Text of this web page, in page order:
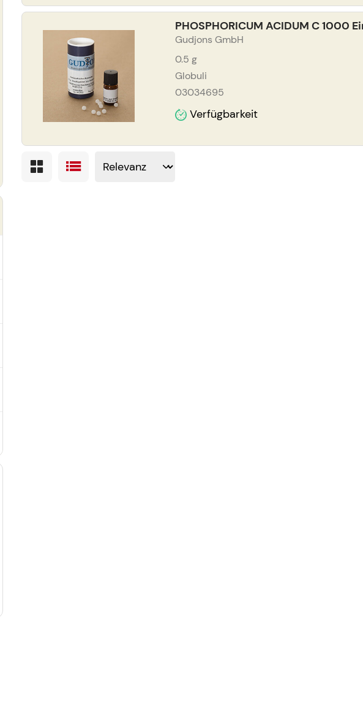
PHOSPHORICUM ACIDUM C 1000
Gudjons GmbH
0.5 g
Globuli
03034695
Verfügbarkeit